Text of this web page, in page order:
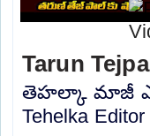
Tarun Tejpal
తెహల్కా మాజీ
Tehelka